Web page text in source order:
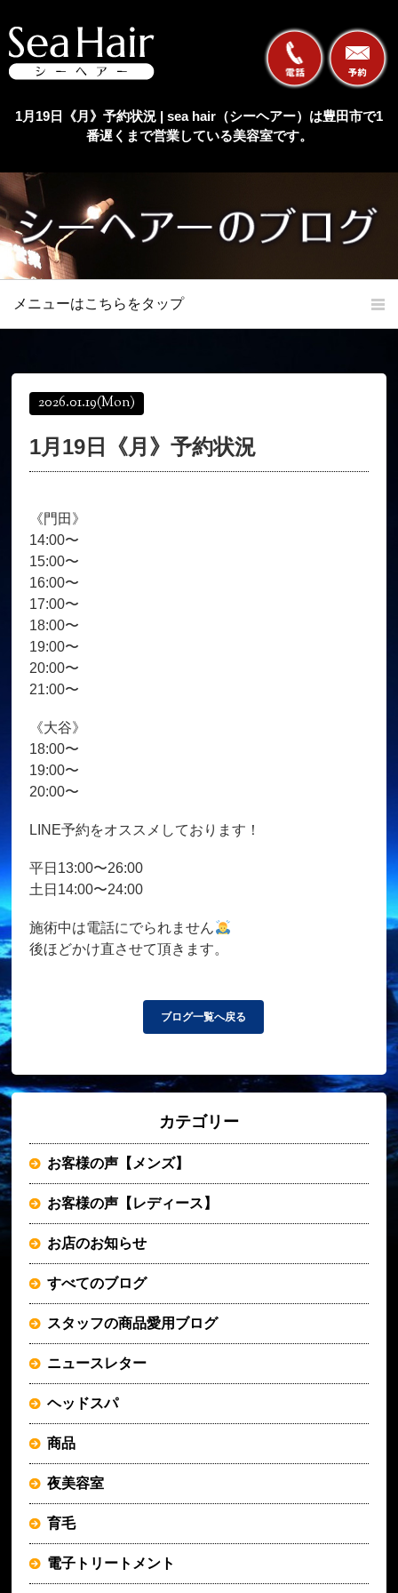
1月19日《月》予約状況 | sea hair（シーヘアー）は豊田市で1
番遅くまで営業している美容室です。
メニューはこちらをタップ
オンラインショップ
育毛コース よくある質問
お客様の声
ご予約＋お問い合わせ
2026.01.19(Mon)
1月19日《月》予約状況
《門田》
14:00〜
15:00〜
16:00〜
17:00〜
18:00〜
19:00〜
20:00〜
21:00〜
《大谷》
18:00〜
19:00〜
20:00〜
LINE予約をオススメしております！
平日13:00〜26:00
土日14:00〜24:00
施術中は電話にでられません
後ほどかけ直させて頂きます。
ブログ一覧へ戻る
カテゴリー
お客様の声【メンズ】
お客様の声【レディース】
お店のお知らせ
すべてのブログ
スタッフの商品愛用ブログ
ニュースレター
ヘッドスパ
商品
夜美容室
育毛
電子トリートメント